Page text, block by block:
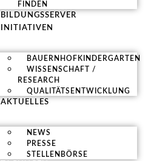
FINDEN
BILDUNGSSERVER
INITIATIVEN
BAUERNHOFKINDERGARTEN
WISSENSCHAFT /
RESEARCH
QUALITÄTSENTWICKLUNG
AKTUELLES
NEWS
PRESSE
STELLENBÖRSE